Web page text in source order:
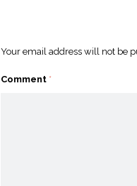
Your email address will not be
Comment *